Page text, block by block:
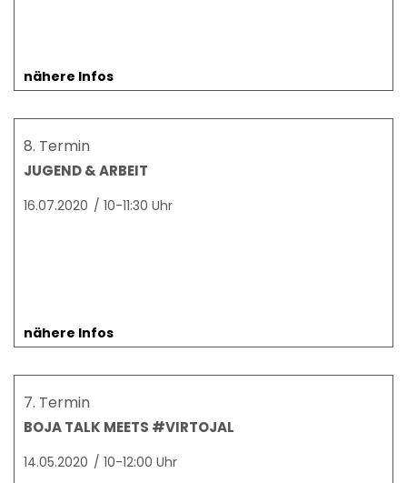
nähere Infos
8. Termin
JUGEND & ARBEIT
16.07.2020 / 10-11:30 Uhr
nähere Infos
7. Termin
BOJA TALK MEETS #VIRTOJAL
14.05.2020 / 10-12:00 Uhr